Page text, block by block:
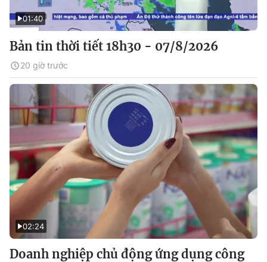
01:40
Bản tin thời tiết 18h30 - 07/8/2026
20 giờ trước
02:24
Doanh nghiệp chủ động ứng dụng công